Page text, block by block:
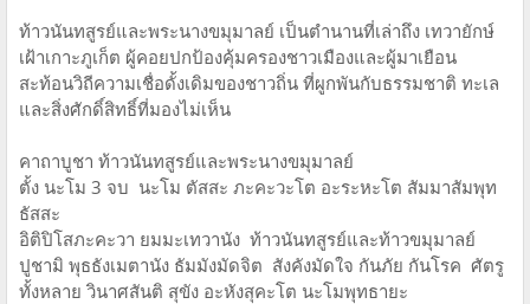
ท้าวนันทสูรย์และพระนางขมุมาลย์ เป็นตำนานที่เล่าถึง เทวายักษ์
เฝ้าเกาะภูเก็ต ผู้คอยปกป้องคุ้มครองชาวเมืองและผู้มาเยือน
สะท้อนวิถีความเชื่อดั้งเดิมของชาวถิ่น ที่ผูกพันกับธรรมชาติ ทะเล
และสิ่งศักดิ์สิทธิ์ที่มองไม่เห็น
คาถาบูชา ท้าวนันทสูรย์และพระนางขมุมาลย์
ตั้ง นะโม 3 จบ นะโม ตัสสะ ภะคะวะโต อะระหะโต สัมมาสัมพุท
ธัสสะ
อิติปิโสภะคะวา ยมมะเทวานัง ท้าวนันทสูรย์และท้าวขมุมาลย์
ปูชามิ พุธธังเมตานัง ธัมมังมัดจิต สังคังมัดใจ กันภัย กันโรค ศัตรู
ทั้งหลาย วินาศสันติ สุขัง อะหังสุคะโต นะโมพุทธายะ